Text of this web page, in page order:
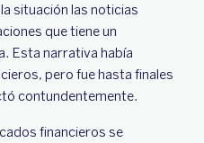
situación las noticias
que tiene un
Esta narrativa había
pero fue hasta finales
contundentemente.
financieros se